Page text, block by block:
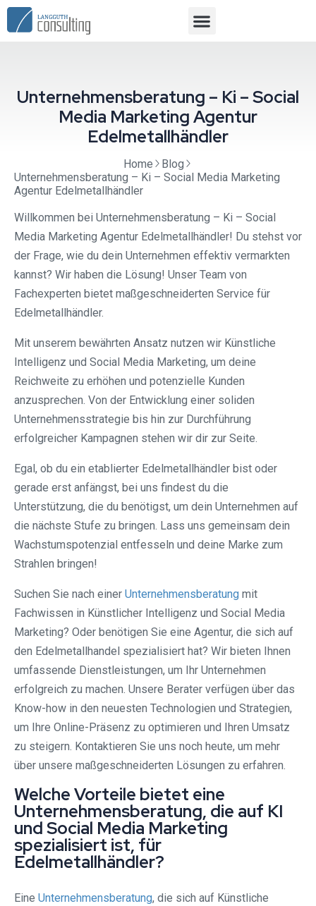
Unternehmensberatung – Ki – Social
Media Marketing Agentur
Edelmetallhändler
Home
Blog
Unternehmensberatung – Ki – Social Media Marketing
Agentur Edelmetallhändler
Willkommen bei Unternehmensberatung – Ki – Social
Media Marketing Agentur Edelmetallhändler! Du stehst vor
der Frage, wie du dein Unternehmen effektiv vermarkten
kannst? Wir haben die Lösung! Unser Team von
Fachexperten bietet maßgeschneiderten Service für
Edelmetallhändler.
Mit unserem bewährten Ansatz nutzen wir Künstliche
Intelligenz und Social Media Marketing, um deine
Reichweite zu erhöhen und potenzielle Kunden
anzusprechen. Von der Entwicklung einer soliden
Unternehmensstrategie bis hin zur Durchführung
erfolgreicher Kampagnen stehen wir dir zur Seite.
Egal, ob du ein etablierter Edelmetallhändler bist oder
gerade erst anfängst, bei uns findest du die
Unterstützung, die du benötigst, um dein Unternehmen auf
die nächste Stufe zu bringen. Lass uns gemeinsam dein
Wachstumspotenzial entfesseln und deine Marke zum
Strahlen bringen!
Suchen Sie nach einer Unternehmensberatung mit
Fachwissen in Künstlicher Intelligenz und Social Media
Marketing? Oder benötigen Sie eine Agentur, die sich auf
den Edelmetallhandel spezialisiert hat? Wir bieten Ihnen
umfassende Dienstleistungen, um Ihr Unternehmen
erfolgreich zu machen. Unsere Berater verfügen über das
Know-how in den neuesten Technologien und Strategien,
um Ihre Online-Präsenz zu optimieren und Ihren Umsatz
zu steigern. Kontaktieren Sie uns noch heute, um mehr
über unsere maßgeschneiderten Lösungen zu erfahren.
Welche Vorteile bietet eine
Unternehmensberatung, die auf KI
und Social Media Marketing
spezialisiert ist, für
Edelmetallhändler?
Eine Unternehmensberatung, die sich auf Künstliche